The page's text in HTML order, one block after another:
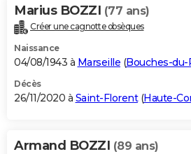
Marius BOZZI (77 ans)
Créer une cagnotte obsèques
Naissance
04/08/1943 à Marseille (Bouches-du-
Décès
26/11/2020 à Saint-Florent(Haute-
Armand BOZZI (89 ans)